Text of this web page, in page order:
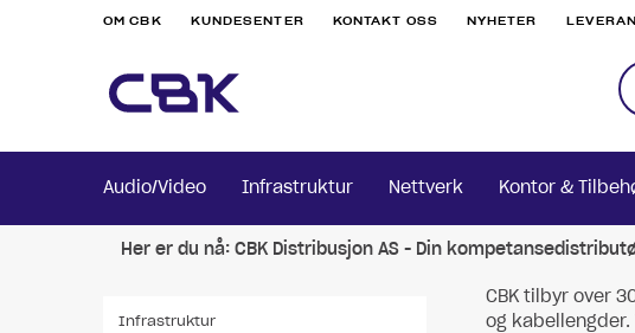
OM CBK KUNDESENTER KONTAKT OSS NYHETER
Audio/Video Infrastruktur Nettverk Kontor &
Her er du nå: CBK Distribusjon AS - Din
Infrastruktur
CBK tilbyr over
og